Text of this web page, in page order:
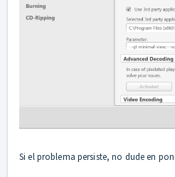
Si el problema persiste, no dude en